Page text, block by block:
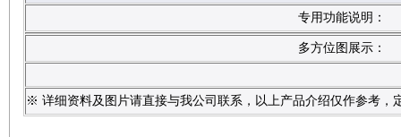
专用功能说明：
多方位图展示：
※ 详细资料及图片请直接与我公司联系，以上产品介绍仅作参考，